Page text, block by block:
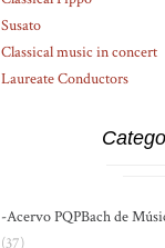
Susato
Classical music in concert
Laureate Conductors
-Acervo PQPBach de
(37)